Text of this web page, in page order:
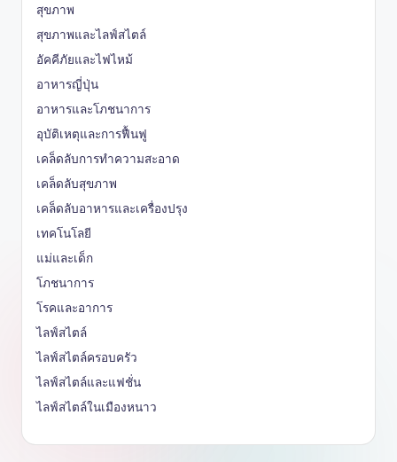
สุขภาพ
สุขภาพและไลฟ์สไตล์
อัคคีภัยและไฟไหม้
อาหารญี่ปุ่น
อาหารและโภชนาการ
อุบัติเหตุและการฟื้นฟู
เคล็ดลับการทำความสะอาด
เคล็ดลับสุขภาพ
เคล็ดลับอาหารและเครื่องปรุง
เทคโนโลยี
แม่และเด็ก
โภชนาการ
โรคและอาการ
ไลฟ์สไตล์
ไลฟ์สไตล์ครอบครัว
ไลฟ์สไตล์และแฟชั่น
ไลฟ์สไตล์ในเมืองหนาว